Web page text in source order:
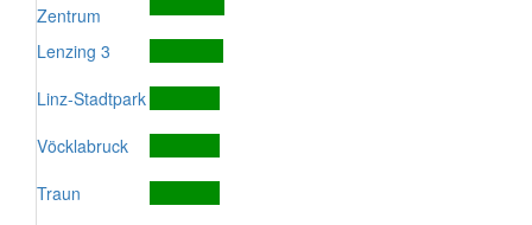
Zentrum
Lenzing 3
Linz-Stadtpark
Vöcklabruck
Traun